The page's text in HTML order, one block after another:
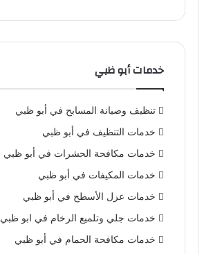
خدمات أبو ظبي
تنظيف وصيانة المسابح في أبو ظبي
خدمات التنظيف في أبو ظبي
خدمات مكافحة الحشرات في أبو ظبي
خدمات المكيفات في أبو ظبي
خدمات عزل الأسطح في أبو ظبي
خدمات جلي وتلميع الرخام في ابو ظبي
خدمات مكافحة الحمام في أبو ظبي